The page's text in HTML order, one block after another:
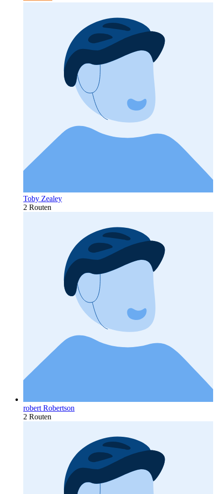
Toby Zealey
2 Routen
robert Robertson
2 Routen